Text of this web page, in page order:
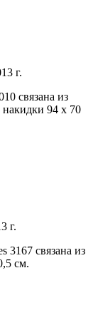
г.
связана из
94 х 70
г.
3167 связана из
см.